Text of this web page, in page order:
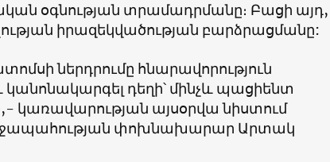
օգնության տրամադրմանը։ Բացի այդ,
իրազեկվածության բարձրացմանը:
ներդրումը հնարավորություն
կանոնակարգել դեղի՝ մինչև պացիենտ
կառավարության այսօրվա նիստում
փոխնախարար Արտակ